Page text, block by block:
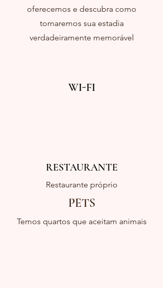
oferecemos e descubra como
tornaremos sua estadia
verdadeiramente memorável
WI-FI
RESTAURANTE
Restaurante próprio
PETS
Temos quartos que aceitam animais